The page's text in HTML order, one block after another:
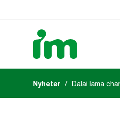
Nyheter Dalai lama